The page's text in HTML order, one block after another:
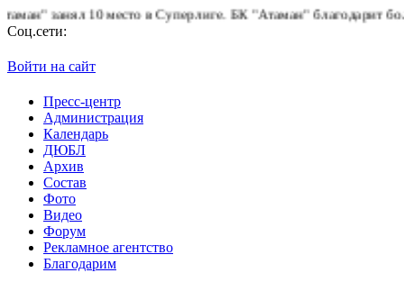
занял 10 место в Суперлиге.БК "Атаман" благодарит
Соц.сети:
Войти на сайт
Пресс-центр
Администрация
Календарь
ДЮБЛ
Архив
Состав
Фото
Видео
Форум
Рекламное агентство
Благодарим